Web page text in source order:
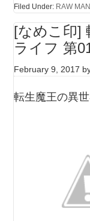
Filed Under: RAW
[なめこ印]
ライフ 第
February 9, 2017
転生魔王の異